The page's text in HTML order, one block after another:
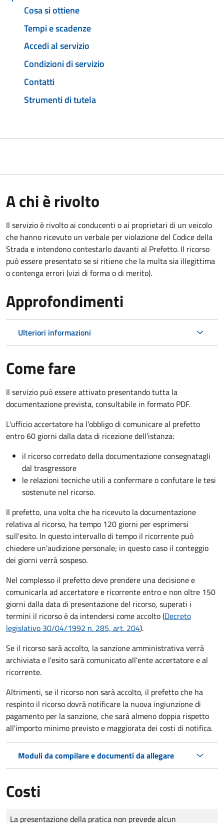
Cosa si ottiene
Tempi e scadenze
Accedi al servizio
Condizioni di servizio
Contatti
Strumenti di tutela
A chi è rivolto
Il servizio è rivolto ai conducenti o ai proprietari di un veicolo
che hanno ricevuto un verbale per violazione del Codice della
Strada e intendono contestarlo davanti al Prefetto. Il ricorso
può essere presentato se si ritiene che la multa sia illegittima
o contenga errori (vizi di forma o di merito).
Approfondimenti
Ulteriori informazioni
Come fare
Il servizio può essere attivato presentando tutta la
documentazione prevista, consultabile in formato PDF.
L'ufficio accertatore ha l'obbligo di comunicare al prefetto
entro 60 giorni dalla data di ricezione dell'istanza:
il ricorso corredato della documentazione consegnatagli
dal trasgressore
le relazioni tecniche utili a confermare o confutare le tesi
sostenute nel ricorso.
Il prefetto, una volta che ha ricevuto la documentazione
relativa al ricorso, ha tempo 120 giorni per esprimersi
sull'esito. In questo intervallo di tempo il ricorrente può
chiedere un'audizione personale; in questo caso il conteggio
dei giorni verrà sospeso.
Nel complesso il prefetto deve prendere una decisione e
comunicarla ad accertatore e ricorrente entro e non oltre 150
giorni dalla data di presentazione del ricorso, superati i
termini il ricorso è da intendersi come accolto (Decreto
legislativo 30/04/1992 n. 285, art. 204).
Se il ricorso sarà accolto, la sanzione amministrativa verrà
archiviata e l'esito sarà comunicato all'ente accertatore e al
ricorrente.
Altrimenti, se il ricorso non sarà accolto, il prefetto che ha
respinto il ricorso dovrà notificare la nuova ingiunzione di
pagamento per la sanzione, che sarà almeno doppia rispetto
all'importo minimo previsto e maggiorata dei costi di notifica.
Moduli da compilare e documenti da allegare
Costi
Tipo di pagamento
Importo
La presentazione della pratica non prevede alcun